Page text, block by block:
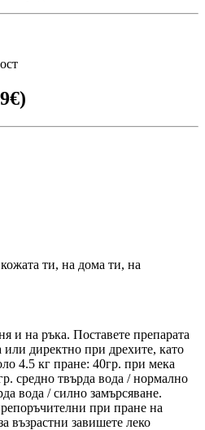
ти, на дома ти, на
и на ръка. Поставете препарата
или директно при дрехите, като
4.5 кг пране: 40гр. при мека
средно твърда вода / нормално
вода / силно замърсяване.
при пране на
възрастни завишете леко